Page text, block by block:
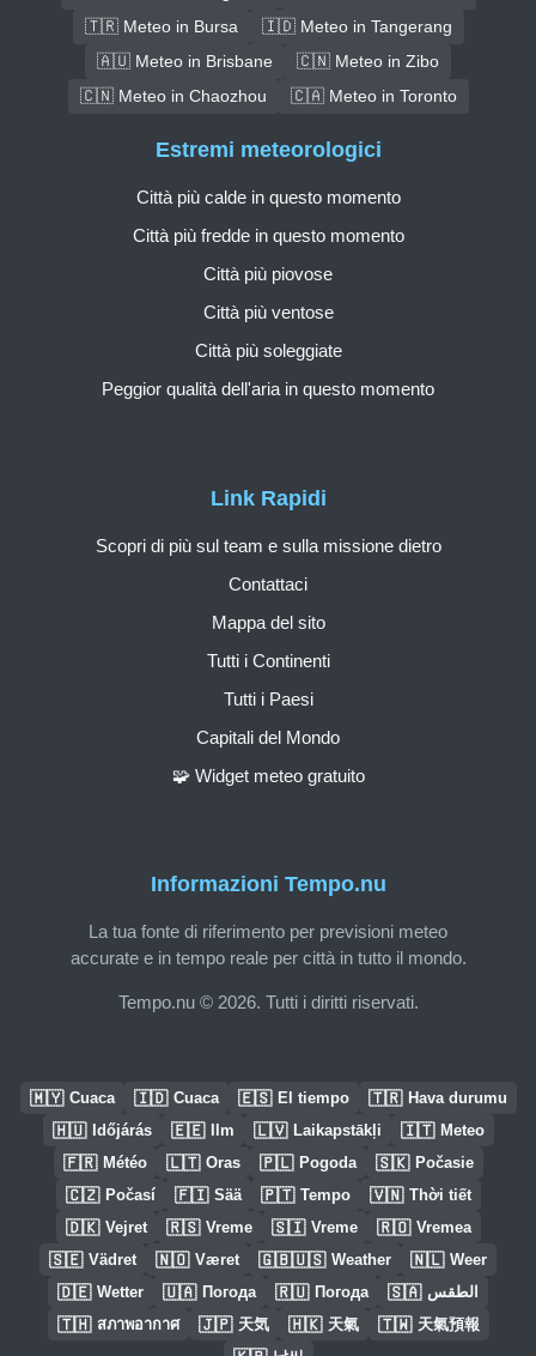
🇹🇷 Meteo in Bursa
🇮🇩 Meteo in Tangerang
🇦🇺 Meteo in Brisbane
🇨🇳 Meteo in Zibo
🇨🇳 Meteo in Chaozhou
🇨🇦 Meteo in Toronto
Informazioni Tempo.nu
La tua fonte di riferimento per previsioni meteo
accurate e in tempo reale per città in tutto il mondo.
Tempo.nu © 2026. Tutti i diritti riservati.
Link Rapidi
Scopri di più sul team e sulla missione dietro
Contattaci
Mappa del sito
Tutti i Continenti
Tutti i Paesi
Capitali del Mondo
🧩 Widget meteo gratuito
Estremi meteorologici
Città più calde in questo momento
Città più fredde in questo momento
Città più piovose
Città più ventose
Città più soleggiate
Peggior qualità dell'aria in questo momento
🇲🇾 Cuaca 🇮🇩 Cuaca 🇪🇸 El tiempo 🇹🇷 Hava durumu
🇭🇺 Időjárás 🇪🇪 Ilm 🇱🇻 Laikapstākļi 🇮🇹 Meteo
🇫🇷 Météo 🇱🇹 Oras 🇵🇱 Pogoda 🇸🇰 Počasie
🇨🇿 Počasí 🇫🇮 Sää 🇵🇹 Tempo 🇻🇳 Thời tiết
🇩🇰 Vejret 🇷🇸 Vreme 🇸🇮 Vreme 🇷🇴 Vremea
🇸🇪 Vädret 🇳🇴 Været 🇬🇧🇺🇸 Weather 🇳🇱 Weer
🇩🇪 Wetter 🇺🇦 Погода 🇷🇺 Погода 🇸🇦 الطقس
🇹🇭 สภาพอากาศ 🇯🇵 天気 🇭🇰 天氣 🇹🇼 天氣預報